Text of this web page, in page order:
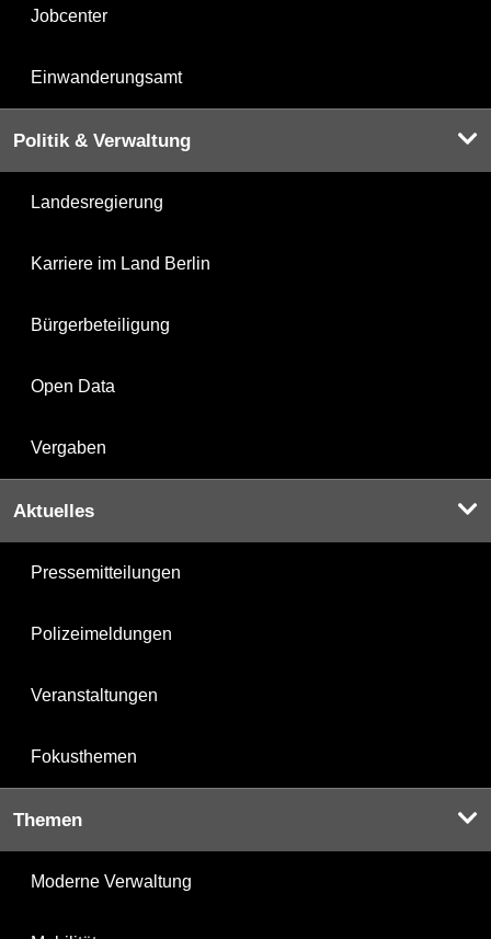
Jobcenter
Einwanderungsamt
Politik & Verwaltung
Landesregierung
Karriere im Land Berlin
Bürgerbeteiligung
Open Data
Vergaben
Aktuelles
Pressemitteilungen
Polizeimeldungen
Veranstaltungen
Fokusthemen
Themen
Moderne Verwaltung